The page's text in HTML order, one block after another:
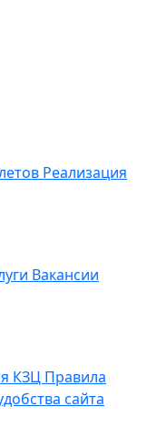
Реализация
Вакансии
КЗЦ Правила
сайта